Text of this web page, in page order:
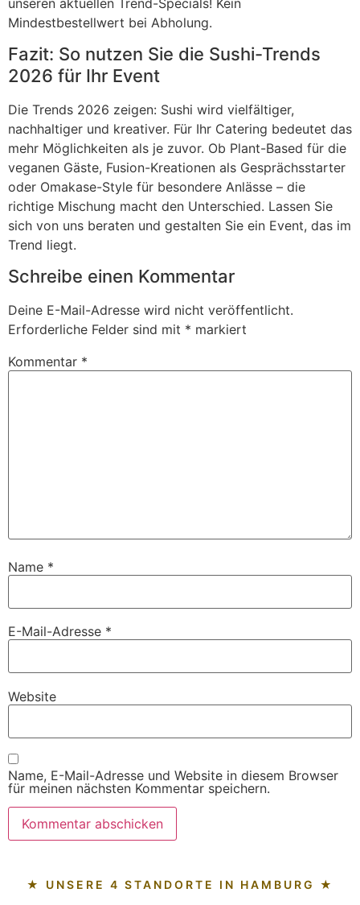
Mindestbestellwert bei Abholung.
Fazit: So nutzen Sie die Sushi-Trends
2026 für Ihr Event
Die Trends 2026 zeigen: Sushi wird vielfältiger,
nachhaltiger und kreativer. Für Ihr Catering bedeutet das
mehr Möglichkeiten als je zuvor. Ob Plant-Based für die
veganen Gäste, Fusion-Kreationen als Gesprächsstarter
oder Omakase-Style für besondere Anlässe – die
richtige Mischung macht den Unterschied. Lassen Sie
sich von uns beraten und gestalten Sie ein Event, das im
Trend liegt.
Schreibe einen Kommentar
Deine E-Mail-Adresse wird nicht veröffentlicht.
Erforderliche Felder sind mit * markiert
Kommentar *
Name *
E-Mail-Adresse *
Website
Name, E-Mail-Adresse und Website in diesem Browser
für meinen nächsten Kommentar speichern.
★ UNSERE 4 STANDORTE IN HAMBURG ★